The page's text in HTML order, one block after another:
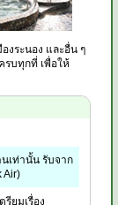
งระนอง และอื่น ๆ
รบทุกที่ เพื่อให้
เท่านั้น รับจาก
Air)
ยมเรื่อง